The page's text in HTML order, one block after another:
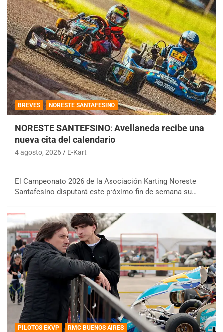
BREVES NORESTE SANTAFESINO
NORESTE SANTEFSINO: Avellaneda recibe una
nueva cita del calendario
4 agosto, 2026 E-Kart
El Campeonato 2026 de la Asociación Karting Noreste
Santafesino disputará este próximo fin de semana su…
PILOTOS EKVP RMC BUENOS AIRES